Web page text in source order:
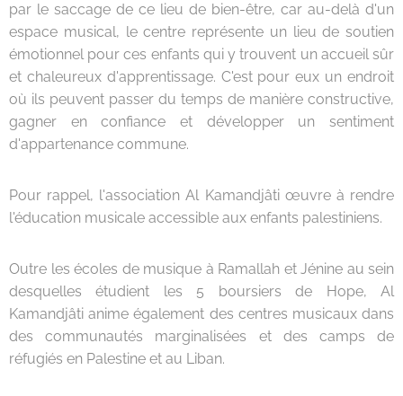
par le saccage de ce lieu de bien-être, car au-delà d'un
espace musical, le centre représente un lieu de soutien
émotionnel pour ces enfants qui y trouvent un accueil sûr
et chaleureux d'apprentissage. C'est pour eux un endroit
où ils peuvent passer du temps de manière constructive,
gagner en confiance et développer un sentiment
d'appartenance commune.
Pour rappel, l'association Al Kamandjâti œuvre à rendre
l'éducation musicale accessible aux enfants palestiniens.
Outre les écoles de musique à Ramallah et Jénine au sein
desquelles étudient les 5 boursiers de Hope, Al
Kamandjâti anime également des centres musicaux dans
des communautés marginalisées et des camps de
réfugiés en Palestine et au Liban.